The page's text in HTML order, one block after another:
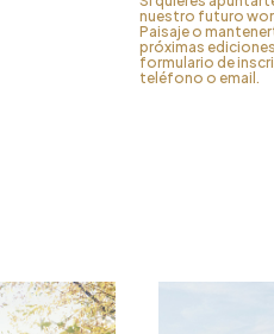
nuestro futuro
Paisaje o
próximas
formulario de
teléfono o email.